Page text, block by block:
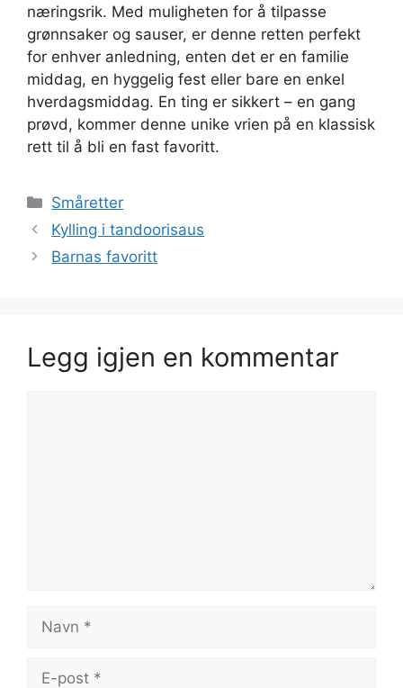
næringsrik. Med muligheten for å tilpasse
grønnsaker og sauser, er denne retten perfekt
for enhver anledning, enten det er en familie
middag, en hyggelig fest eller bare en enkel
hverdagsmiddag. En ting er sikkert – en gang
prøvd, kommer denne unike vrien på en klassisk
rett til å bli en fast favoritt.
Kategorier
Småretter
Kylling i tandoorisaus
Barnas favoritt
Legg igjen en kommentar
Navn